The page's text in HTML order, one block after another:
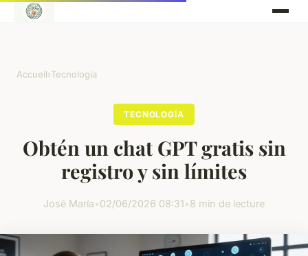
Accueil›Tecnología
TECNOLOGÍA
Obtén un chat GPT gratis sin
registro y sin límites
José María•02/06/2026 08:31•8 min de lecture